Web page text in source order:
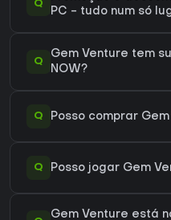
Q
PC - tudo num só
Q
Gem Venture tem
NOW?
Q Posso comprar
Q Posso jogar Gem
Gem Venture está